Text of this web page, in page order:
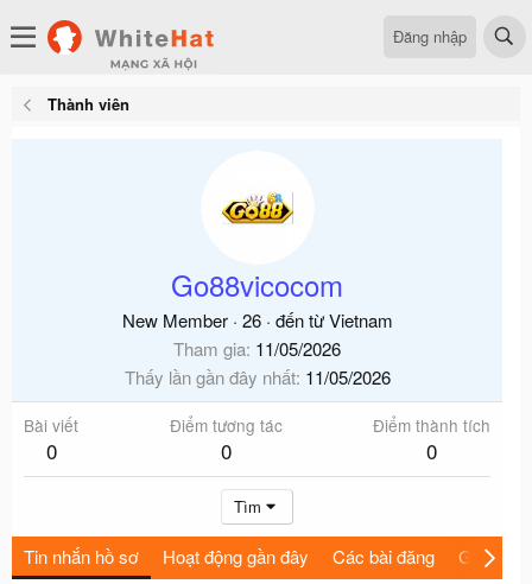
Đăng nhập
Thành viên
Go88vicocom
New Member · 26 · đến từ Vietnam
Tham gia 11/05/2026
Thấy lần gần đây nhất 11/05/2026
Bài viết
0
Điểm tương tác
0
Điểm thành tích
0
Tìm
Tin nhắn hồ sơ Hoạt động gần đây Các bài đăng Giới thiệu